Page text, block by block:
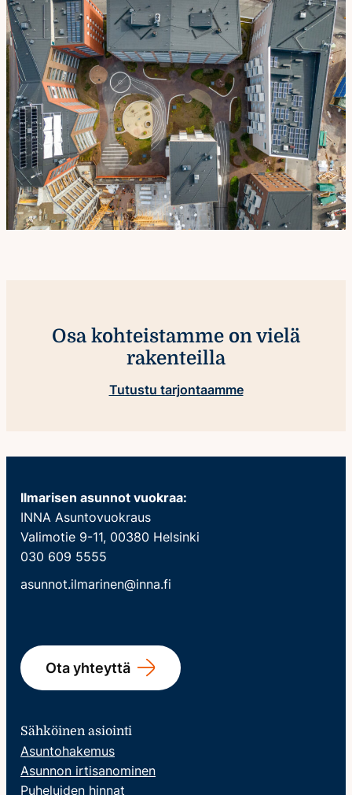
Osa kohteistamme on vielä
rakenteilla
Tutustu tarjontaamme
Ilmarisen asunnot vuokraa:
INNA Asuntovuokraus
Valimotie 9-11, 00380 Helsinki
030 609 5555
asunnot.ilmarinen@inna.fi
Ota yhteyttä
Sähköinen asiointi
Asuntohakemus
Asunnon irtisanominen
Puheluiden hinnat